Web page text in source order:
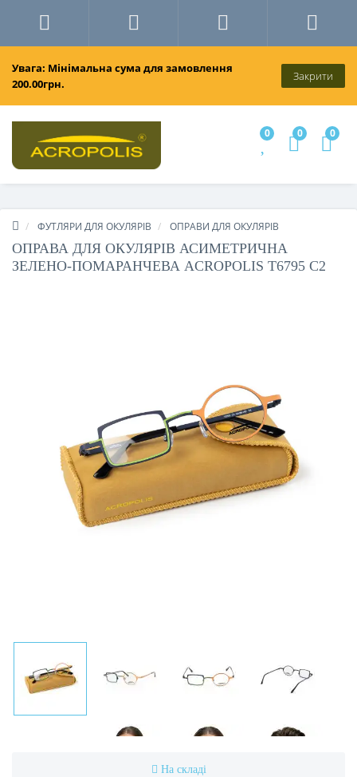
Увага: Мінімальна сума для замовлення
200.00грн.
Закрити
0 0 0
ФУТЛЯРИ ДЛЯ ОКУЛЯРІВ ОПРАВИ ДЛЯ ОКУЛЯРІВ
ОПРАВА ДЛЯ ОКУЛЯРІВ АСИМЕТРИЧНА
ЗЕЛЕНО-ПОМАРАНЧЕВА ACROPOLIS T6795 C2
На складі